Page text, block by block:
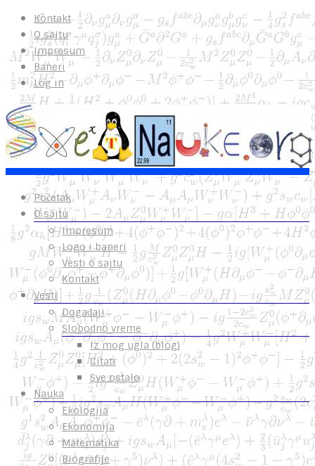
Kontakt
O sajtu
Impresum
Baneri
Log in
Početak
O sajtu
Impresum
Logo i baneri
Vesti o sajtu
Kontakt
Vesti
Događaji
Slobodno vreme
Iz mog ugla (blog)
Citati
Sve ostalo
Nauka
Ekologija
Ekonomija
Matematika
Biografije